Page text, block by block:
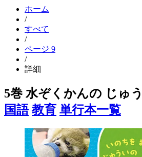
ホーム
/
すべて
/
ページ 9
/
詳細
5巻 水ぞくかんの じゅ
国語 教育 単行本一覧